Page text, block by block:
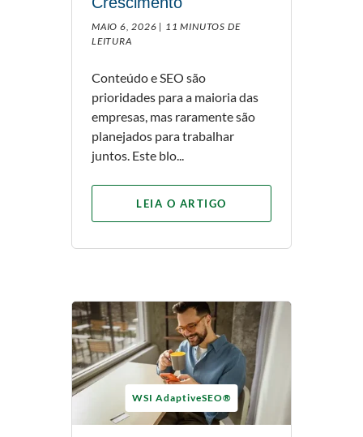
MAIO 6, 2026 | 11 MINUTOS DE
LEITURA
Conteúdo e SEO são
prioridades para a maioria das
empresas, mas raramente são
planejados para trabalhar
juntos. Este blo...
LEIA O ARTIGO
WSI AdaptiveSEO®